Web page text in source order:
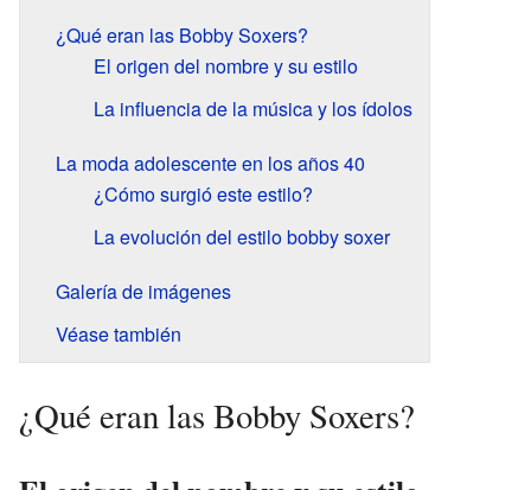
¿Qué eran las Bobby Soxers?
El origen del nombre y su estilo
La influencia de la música y los ídolos
La moda adolescente en los años 40
¿Cómo surgió este estilo?
La evolución del estilo bobby soxer
Galería de imágenes
Véase también
¿Qué eran las Bobby Soxers?